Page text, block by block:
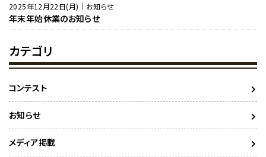
2025年12月22日(月)｜お知らせ
年末年始休業のお知らせ
カテゴリ
コンテスト
お知らせ
メディア掲載